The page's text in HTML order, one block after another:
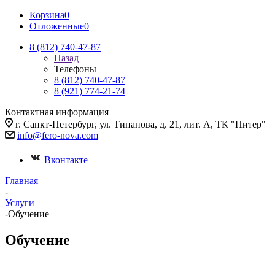
Корзина0
Отложенные0
8 (812) 740-47-87
Назад
Телефоны
8 (812) 740-47-87
8 (921) 774-21-74
Контактная информация
г. Санкт-Петербург, ул. Типанова, д. 21, лит. А, ТК "Питер"
info@fero-nova.com
Вконтакте
Главная
-
Услуги
-Обучение
Обучение